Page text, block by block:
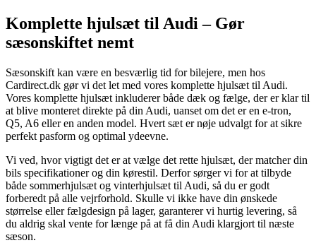
Komplette hjulsæt til Audi – Gør
sæsonskiftet nemt
Sæsonskift kan være en besværlig tid for bilejere, men hos
Cardirect.dk gør vi det let med vores komplette hjulsæt til Audi.
Vores komplette hjulsæt inkluderer både dæk og fælge, der er klar til
at blive monteret direkte på din Audi, uanset om det er en e-tron,
Q5, A6 eller en anden model. Hvert sæt er nøje udvalgt for at sikre
perfekt pasform og optimal ydeevne.
Vi ved, hvor vigtigt det er at vælge det rette hjulsæt, der matcher din
bils specifikationer og din kørestil. Derfor sørger vi for at tilbyde
både sommerhjulsæt og vinterhjulsæt til Audi, så du er godt
forberedt på alle vejrforhold. Skulle vi ikke have din ønskede
størrelse eller fælgdesign på lager, garanterer vi hurtig levering, så
du aldrig skal vente for længe på at få din Audi klargjort til næste
sæson.